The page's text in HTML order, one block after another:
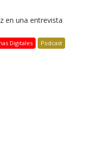
en una entrevista
Digitales Podcast